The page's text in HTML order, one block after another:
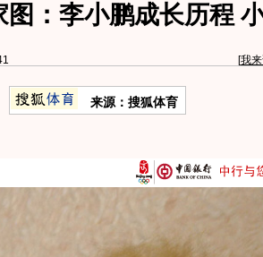
图：李小鹏成长历程
[我
来源：搜狐体育